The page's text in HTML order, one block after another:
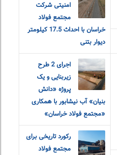
امنیتی شرکت
مجتمع فولاد
خراسان با احداث 17.5 کیلومتر
دیوار بتنی
اجرای 2 طرح
زیربنایی و یک
پروژه «دانش
بنیان» آب نیشابور با همکاری
«مجتمع فولاد خراسان»
رکورد تاریخی برای
مجتمع فولاد